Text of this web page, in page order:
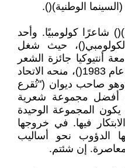
الوطنية)().
* لويس فيداليس (1900-1990)() شاعرًا كولومبيًا. وأحد
حيث شغل
أنتيوكيا جائزة الشعر
الوطنية تقديرًا لإسهاماته، وفي عام 1983()، منحه الاتحاد
وهو صاحب ديوان ("تُقرع
الذي يُعد أفضل مجموعة شعرية
يكون المجموعة الوحيدة
فيها. في خروجها
الدؤوب نحو أساليب
إن شئتم.